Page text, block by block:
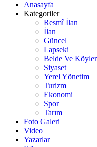
Anasayfa
Kategoriler
Resmî İlan
İlan
Güncel
Lapseki
Belde Ve Köyler
Siyaset
Yerel Yönetim
Turizm
Ekonomi
Spor
Tarım
Foto Galeri
Video
Yazarlar